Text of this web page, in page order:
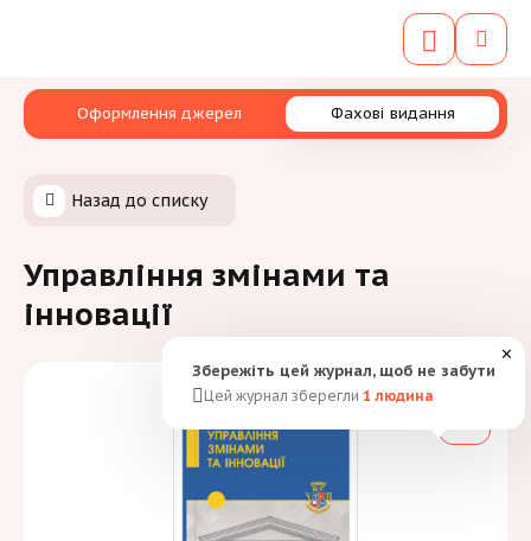
Оформлення джерел Фахові видання
Назад до списку
Управління змінами та
інновації
Збережіть цей журнал, щоб не забути
Цей журнал зберегли 1 людина
✕